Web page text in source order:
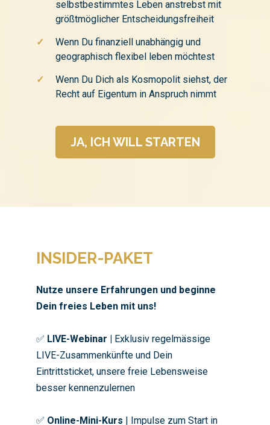
selbstbestimmtes Leben anstrebst mit
größtmöglicher Entscheidungsfreiheit
✓
Wenn Du finanziell unabhängig und
geographisch flexibel leben möchtest
✓
Wenn Du Dich als Kosmopolit siehst, der
Recht auf Eigentum in Anspruch nimmt
JA, ICH WILL STARTEN
INSIDER-PAKET
Nutze unsere Erfahrungen und beginne
Dein freies Leben mit uns!
✅ LIVE-Webinar | Exklusiv regelmässige
LIVE-Zusammenkünfte und Dein
Eintrittsticket, unsere freie Lebensweise
besser kennenzulernen
✅ Online-Mini-Kurs | Impulse zum Start in